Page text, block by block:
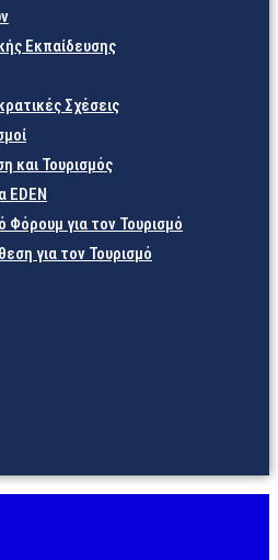
Εκπαίδευσης
Σχέσεις
και Τουρισμός
EDEN
Φόρουμ για τον Τουρισμό
για τον Τουρισμό